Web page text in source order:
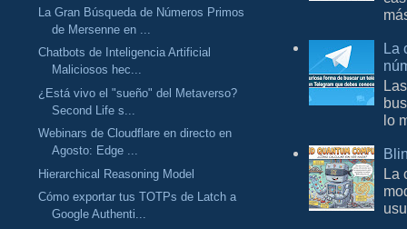
La Gran Búsqueda de Números Primos
de Mersenne en ...
Chatbots de Inteligencia Artificial
Maliciosos hec...
¿Está vivo el "sueño" del Metaverso?
Second Life s...
Webinars de Cloudflare en directo en
Agosto: Edge ...
Hierarchical Reasoning Model
Cómo exportar tus TOTPs de Latch a
Google Authenti...
La
lo
La